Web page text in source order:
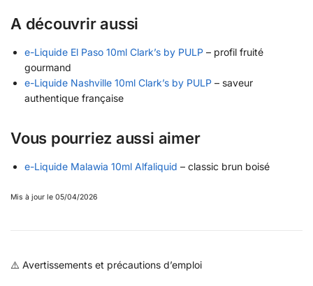
A découvrir aussi
e-Liquide El Paso 10ml Clark’s by PULP – profil fruité
gourmand
e-Liquide Nashville 10ml Clark’s by PULP – saveur
authentique française
Vous pourriez aussi aimer
e-Liquide Malawia 10ml Alfaliquid – classic brun boisé
Mis à jour le 05/04/2026
⚠️ Avertissements et précautions d’emploi